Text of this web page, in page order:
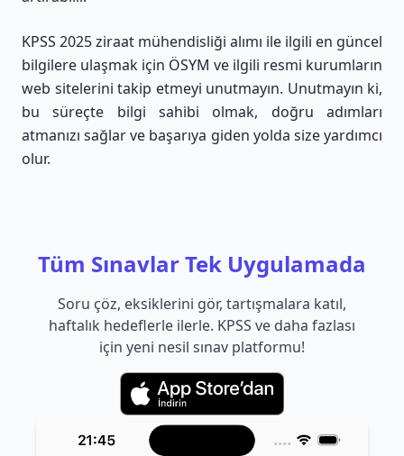
KPSS 2025 ziraat mühendisliği alımı ile ilgili en güncel
bilgilere ulaşmak için ÖSYM ve ilgili resmi kurumların
web sitelerini takip etmeyi unutmayın. Unutmayın ki,
bu süreçte bilgi sahibi olmak, doğru adımları
atmanızı sağlar ve başarıya giden yolda size yardımcı
olur.
Tüm Sınavlar Tek Uygulamada
Soru çöz, eksiklerini gör, tartışmalara katıl,
haftalık hedeflerle ilerle. KPSS ve daha fazlası
için yeni nesil sınav platformu!